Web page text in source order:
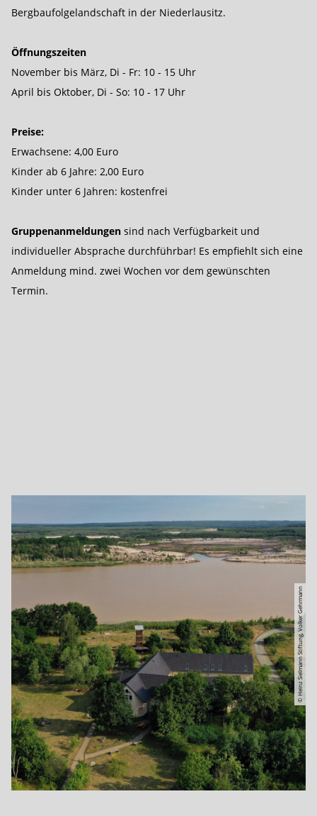
Bergbaufolgelandschaft in der Niederlausitz.
Öffnungszeiten
November bis März, Di - Fr: 10 - 15 Uhr
April bis Oktober, Di - So: 10 - 17 Uhr
Preise:
Erwachsene: 4,00 Euro
Kinder ab 6 Jahre: 2,00 Euro
Kinder unter 6 Jahren: kostenfrei
Gruppenanmeldungen sind nach Verfügbarkeit und
individueller Absprache durchführbar! Es empfiehlt sich eine
Anmeldung mind. zwei Wochen vor dem gewünschten
Termin.
© Heinz Sielmann Stiftung, Volker Gehrmann